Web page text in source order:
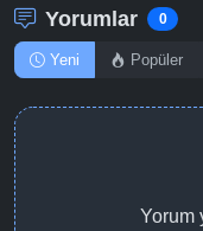
Yorumlar 0
Yeni Popüler
Yorum